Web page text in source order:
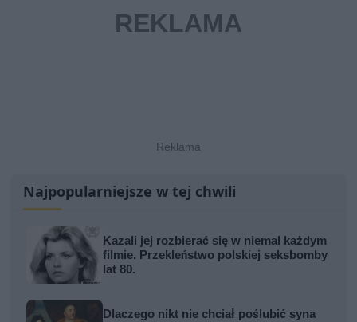
Najpopularniejsze w tej chwili
Kazali jej rozbierać się w niemal każdym
filmie. Przekleństwo polskiej seksbomby
lat 80.
Dlaczego nikt nie chciał poślubić syna